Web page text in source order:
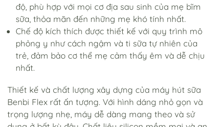
độ, phù hợp với mọi cơ địa sau sinh của mẹ bĩm
sữa, thỏa mãn đến những mẹ khó tính nhất.
Chế độ kích thích được thiết kế với quy trình mô
phỏng y như cách ngậm và ti sữa tự nhiên của
trẻ, đảm bảo cơ thể mẹ cảm thấy êm và dễ chịu
nhất.
Thiết kế và chất lượng xây dựng của máy hút sữa
Benbi Flex rất ấn tượng. Với hình dáng nhỏ gọn và
trọng lượng nhẹ, máy dễ dàng mang theo và sử